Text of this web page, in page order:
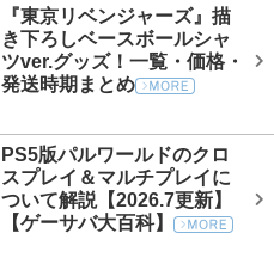
『東京リベンジャーズ』描
き下ろしベースボールシャ
ツver.グッズ！一覧・価格・
発送時期まとめ
PS5版パルワールドのクロ
スプレイ＆マルチプレイに
ついて解説【2026.7更新】
【ゲーサバ大百科】